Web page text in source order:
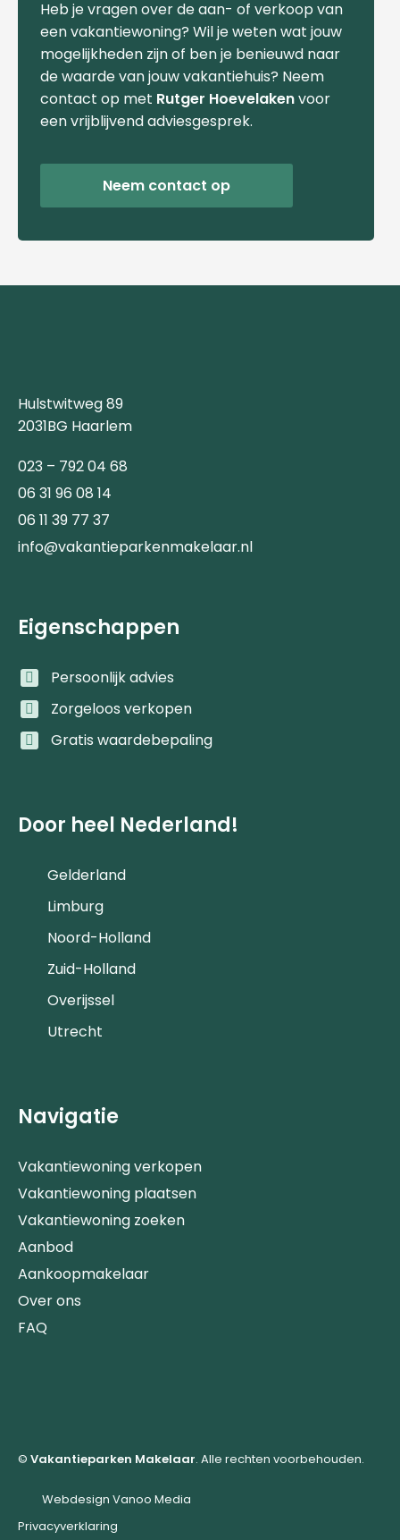
Heb je vragen over de aan- of verkoop van
een vakantiewoning? Wil je weten wat jouw
mogelijkheden zijn of ben je benieuwd naar
de waarde van jouw vakantiehuis? Neem
contact op met Rutger Hoevelakenvoor
een vrijblijvend adviesgesprek.
Neem contact op
Hulstwitweg 89
2031BG Haarlem
023 – 792 04 68
06 31 96 08 14
06 11 39 77 37
info@vakantieparkenmakelaar.nl
Eigenschappen
Persoonlijk advies
Zorgeloos verkopen
Gratis waardebepaling
Door heel Nederland!
Gelderland
Limburg
Noord-Holland
Zuid-Holland
Overijssel
Utrecht
Navigatie
Vakantiewoning verkopen
Vakantiewoning plaatsen
Vakantiewoning zoeken
Aanbod
Aankoopmakelaar
Over ons
FAQ
© Vakantieparken Makelaar. Alle rechten voorbehouden.
Webdesign Vanoo Media
Privacyverklaring